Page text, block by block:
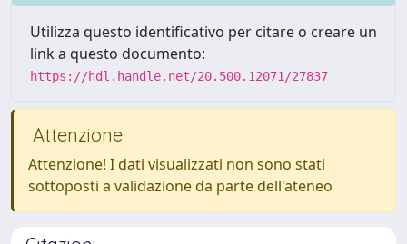
Utilizza questo identificativo per citare o creare un
link a questo documento:
https://hdl.handle.net/20.500.12071/27837
Attenzione
Attenzione! I dati visualizzati non sono stati
sottoposti a validazione da parte dell'ateneo